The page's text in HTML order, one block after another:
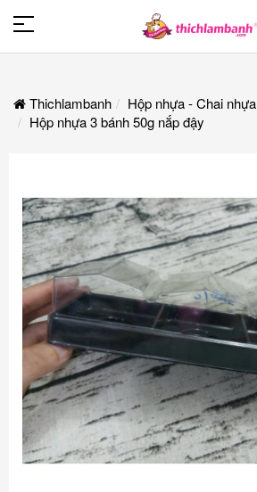
Thichlambanh
Hộp nhựa - Chai nhựa
Hộp nhựa 3 bánh 50g nắp đậy